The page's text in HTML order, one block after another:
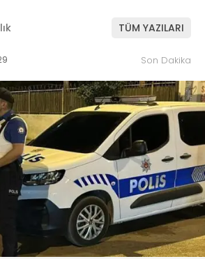
TÜM YAZILARI
Son Dakika